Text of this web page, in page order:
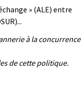
» (ALE) entre
à la concurrence
de cette politique.